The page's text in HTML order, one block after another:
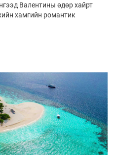
Валентины өдөр хайрт
хамгийн романтик